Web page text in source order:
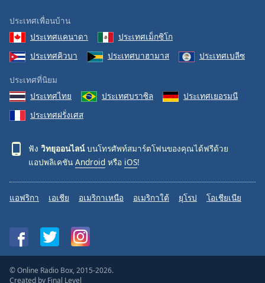
ประเทศเพื่อนบ้าน
ประเทศแคนาดา
ประเทศเม็กซิโก
ประเทศคิวบา
ประเทศบาฮามาส ประเทศเบลีซ
ประเทศที่นิยม
ประเทศไทย
ประเทศบราซิล
ประเทศเยอรมนี
ประเทศฝรั่งเศส
ฟัง วิทยุออนไลน์บนโทรศัพท์สมาร์ตโฟนของคุณได้ฟรีด้วย
แอปพลิเคชัน Android หรือ iOS!
แอฟริกา เอเชีย อเมริกาเหนือ อเมริกาใต้ ยุโรป โอเชียเนีย
© Online Radio Box, 2015-2026.
Created by Final Level